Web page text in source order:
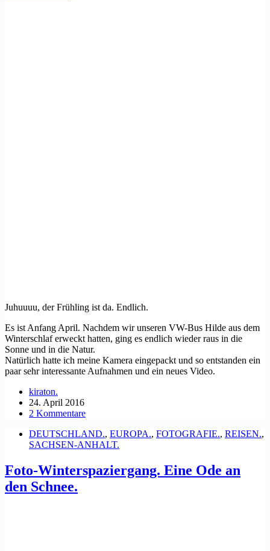
Juhuuuu, der Frühling ist da. Endlich.
Es ist Anfang April. Nachdem wir unseren VW-Bus Hilde aus dem
Winterschlaf erweckt hatten, ging es endlich wieder raus in die
Sonne und in die Natur.
Natürlich hatte ich meine Kamera eingepackt und so entstanden ein
paar sehr interessante Aufnahmen und ein neues Video.
kiraton.
24. April 2016
2 Kommentare
DEUTSCHLAND., EUROPA., FOTOGRAFIE., REISEN.,
SACHSEN-ANHALT.
Foto-Winterspaziergang. Eine Ode an
den Schnee.